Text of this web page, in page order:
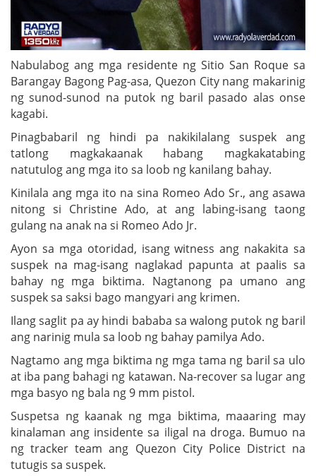
Nabulabog ang mga residente ng Sitio San Roque sa
Barangay Bagong Pag-asa, Quezon City nang makarinig
ng sunod-sunod na putok ng baril pasado alas onse
kagabi.
Pinagbabaril ng hindi pa nakikilalang suspek ang
tatlong magkakaanak habang magkakatabing
natutulog ang mga ito sa loob ng kanilang bahay.
Kinilala ang mga ito na sina Romeo Ado Sr., ang asawa
nitong si Christine Ado, at ang labing-isang taong
gulang na anak na si Romeo Ado Jr.
Ayon sa mga otoridad, isang witness ang nakakita sa
suspek na mag-isang naglakad papunta at paalis sa
bahay ng mga biktima. Nagtanong pa umano ang
suspek sa saksi bago mangyari ang krimen.
Ilang saglit pa ay hindi bababa sa walong putok ng baril
ang narinig mula sa loob ng bahay pamilya Ado.
Nagtamo ang mga biktima ng mga tama ng baril sa ulo
at iba pang bahagi ng katawan. Na-recover sa lugar ang
mga basyo ng bala ng 9 mm pistol.
Suspetsa ng kaanak ng mga biktima, maaaring may
kinalaman ang insidente sa iligal na droga. Bumuo na
ng tracker team ang Quezon City Police District na
tutugis sa suspek.